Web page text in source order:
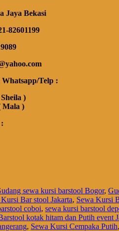
Jaya Bekasi
82601199
Telp :
)
Mala )
sewa kursi barstool Bogor,
Bar stool Jakarta, Sewa Kursi
coboi, sewa kursi barstool
kotak hitam dan Putih event
, Sewa Kursi Cempaka Putih,